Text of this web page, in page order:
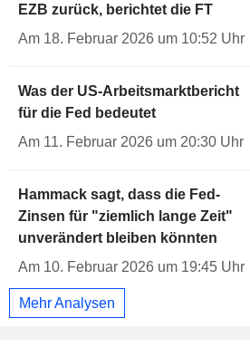
EZB zurück, berichtet die FT
Am 18. Februar 2026 um 10:52 Uhr
Was der US-Arbeitsmarktbericht
für die Fed bedeutet
Am 11. Februar 2026 um 20:30 Uhr
Hammack sagt, dass die Fed-
Zinsen für "ziemlich lange Zeit"
unverändert bleiben könnten
Am 10. Februar 2026 um 19:45 Uhr
Mehr Analysen